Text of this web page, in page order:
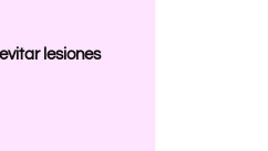
lesiones